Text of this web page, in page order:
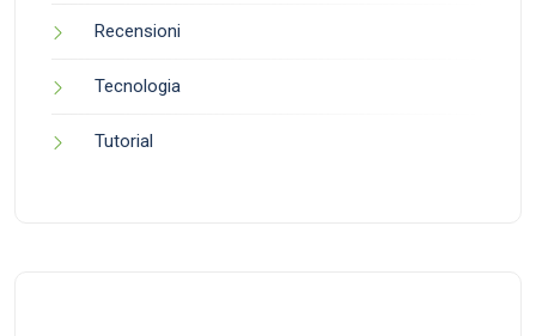
Recensioni
Tecnologia
Tutorial